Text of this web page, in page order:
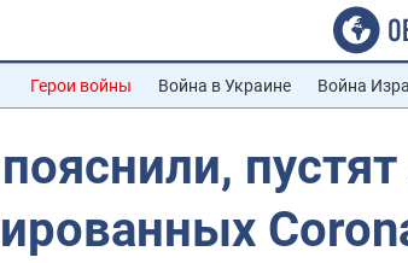
Герои войны Война в Украине Война
пустят